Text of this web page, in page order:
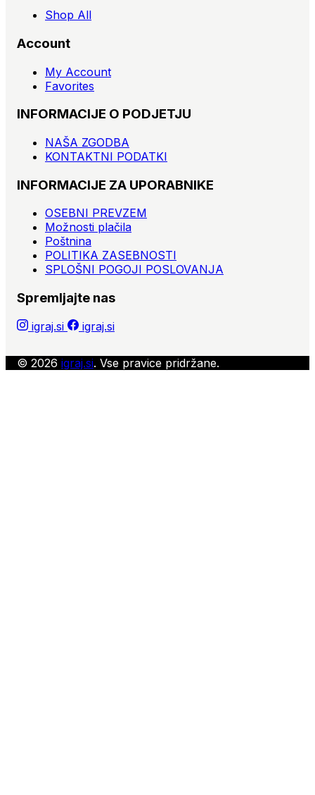
Shop All
Account
My Account
Favorites
INFORMACIJE O PODJETJU
NAŠA ZGODBA
KONTAKTNI PODATKI
INFORMACIJE ZA UPORABNIKE
OSEBNI PREVZEM
Možnosti plačila
Poštnina
POLITIKA ZASEBNOSTI
SPLOŠNI POGOJI POSLOVANJA
Spremljajte nas
igraj.si igraj.si
© 2026 igraj.si. Vse pravice pridržane.